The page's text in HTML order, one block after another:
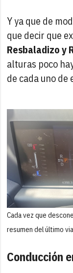
Y ya que de
que decir que
Resbaladizo y
alturas poco
de cada uno de
Cada vez que
resumen del último
Conducción